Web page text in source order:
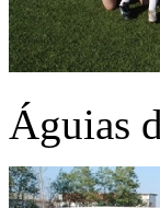
Águias